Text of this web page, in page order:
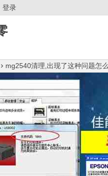
登录
mg2540清理,出现了这种问题怎